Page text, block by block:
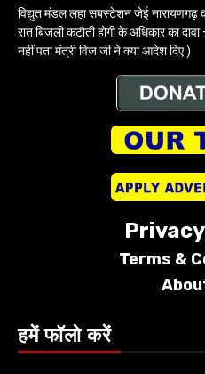
विद्युत मंडल लहा सबस्टेशन जेई नारायणगढ़
रात बिजली कटौती होगी के अधिकार का
नहीं पता मंत्री विज जी ने क्या आदेश दिए )
Terms &
हमें फॉलो करें